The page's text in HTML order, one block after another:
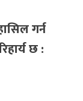
गर्न
छ :